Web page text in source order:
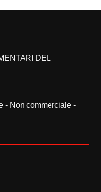
DEL
- Non commerciale -